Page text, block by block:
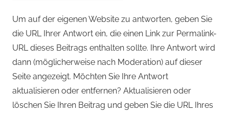
Um auf der eigenen Website zu antworten, geben Sie
die URL Ihrer Antwort ein, die einen Link zur Permalink-
URL dieses Beitrags enthalten sollte. Ihre Antwort wird
dann (möglicherweise nach Moderation) auf dieser
Seite angezeigt. Möchten Sie Ihre Antwort
aktualisieren oder entfernen? Aktualisieren oder
löschen Sie Ihren Beitrag und geben Sie die URL Ihres